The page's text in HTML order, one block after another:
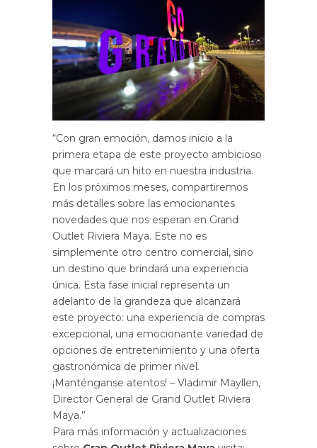
“Con gran emoción, damos inicio a la
primera etapa de este proyecto ambicioso
que marcará un hito en nuestra industria.
En los próximos meses, compartiremos
más detalles sobre las emocionantes
novedades que nos esperan en Grand
Outlet Riviera Maya. Este no es
simplemente otro centro comercial, sino
un destino que brindará una experiencia
única. Esta fase inicial representa un
adelanto de la grandeza que alcanzará
este proyecto: una experiencia de compras
excepcional, una emocionante variedad de
opciones de entretenimiento y una oferta
gastronómica de primer nivel.
¡Manténganse atentos! – Vladimir Mayllen,
Director General de Grand Outlet Riviera
Maya.”
Para más información y actualizaciones